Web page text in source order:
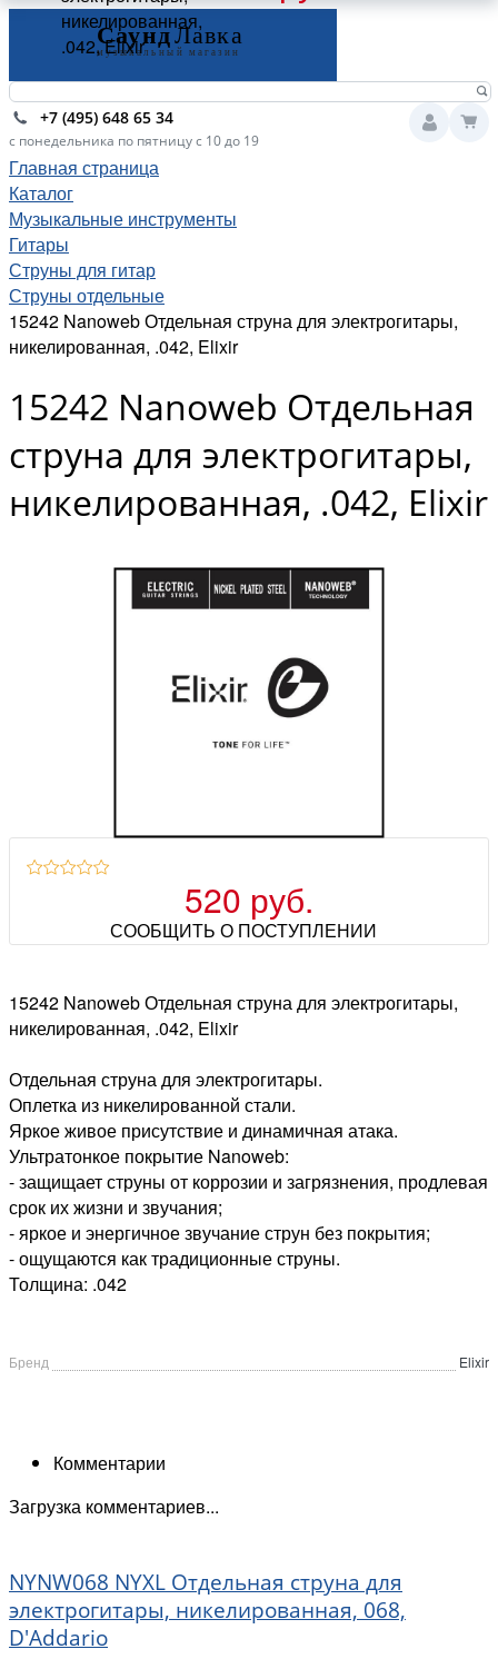
+7 (495) 648 65 34
с понедельника по пятницу с 10 до 19
Главная страница
Каталог
Музыкальные инструменты
Гитары
Струны для гитар
Струны отдельные
15242 Nanoweb Отдельная струна для электрогитары,
никелированная, .042, Elixir
15242 Nanoweb Отдельная
струна для электрогитары,
никелированная, .042, Elixir
520 руб.
СООБЩИТЬ О ПОСТУПЛЕНИИ
15242 Nanoweb Отдельная струна для электрогитары,
никелированная, .042, Elixir
Отдельная струна для электрогитары.
Оплетка из никелированной стали.
Яркое живое присутствие и динамичная атака.
Ультратонкое покрытие Nanoweb:
- защищает струны от коррозии и загрязнения, продлевая
срок их жизни и звучания;
- яркое и энергичное звучание струн без покрытия;
- ощущаются как традиционные струны.
Толщина: .042
Бренд Elixir
Комментарии
Загрузка комментариев...
никелированная,
.042, Elixir
NYNW068 NYXL Отдельная струна для
электрогитары, никелированная, 068,
D'Addario